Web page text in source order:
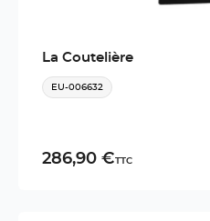
La Coutelière
EU-006632
286,90 €TTC